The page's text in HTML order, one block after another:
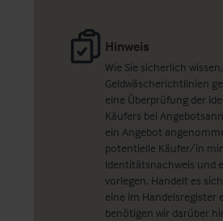
Hinweis
Wie Sie sicherlich
Geldwäscherichtlinien
eine Überprüfung der
Käufers bei
ein Angebot
potentielle Käufer/in
Identitätsnachweis und
vorlegen. Handelt es
eine im Handelsregister
benötigen wir darüber